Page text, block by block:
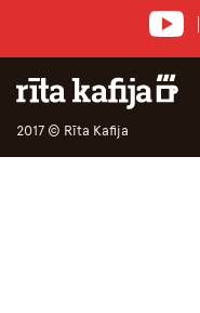
2017 © Rīta Kafija